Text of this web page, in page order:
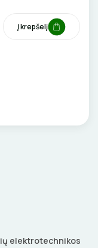
Į krepšelį
elektrotechnikos